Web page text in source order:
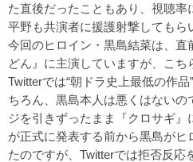
た直後だったこともあり、視聴率
平野も共演者に援護射撃しても
今回のヒロイン・黒島結菜は、直
どん』に主演していますが、こち
Twitterでは“朝ドラ史上最低の作
ちろん、黒島本人は悪くはない
ジを引きずったまま『クロサギ
が正式に発表する前から黒島がヒ
たのですが、Twitterでは拒否反応